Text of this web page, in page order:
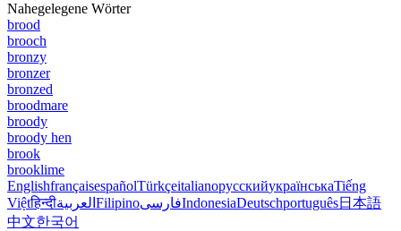
Nahegelegene Wörter
brood
brooch
bronzy
bronzer
bronzed
broodmare
broody
broody hen
brook
brooklime
EnglishfrançaisespañolTürkçeitalianoрусскийукраїнськаTiếng
Việtहिन्दीالعربية FilipinoفارسیIndonesiaDeutschportuguês日本語
中文한국어